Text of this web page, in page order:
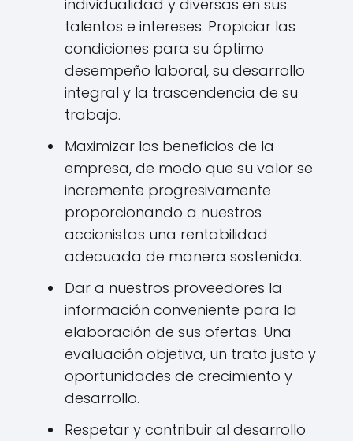
individualidad y diversas en sus
talentos e intereses. Propiciar las
condiciones para su óptimo
desempeño laboral, su desarrollo
integral y la trascendencia de su
trabajo.
Maximizar los beneficios de la
empresa, de modo que su valor se
incremente progresivamente
proporcionando a nuestros
accionistas una rentabilidad
adecuada de manera sostenida.
Dar a nuestros proveedores la
información conveniente para la
elaboración de sus ofertas. Una
evaluación objetiva, un trato justo y
oportunidades de crecimiento y
desarrollo.
Respetar y contribuir al desarrollo